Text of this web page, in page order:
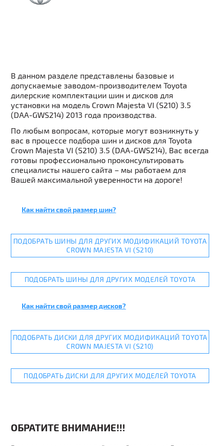
В данном разделе представлены базовые и
допускаемые заводом-производителем Toyota
дилерские комплектации шин и дисков для
установки на модель Crown Majesta VI (S210) 3.5
(DAA-GWS214) 2013 года производства.
По любым вопросам, которые могут возникнуть у
вас в процессе подбора шин и дисков для Toyota
Crown Majesta VI (S210) 3.5 (DAA-GWS214), Вас всегда
готовы профессионально проконсультировать
специалисты нашего сайта – мы работаем для
Вашей максимальной уверенности на дороге!
Как найти свой размер шин?
ПОДОБРАТЬ ШИНЫ ДЛЯ ДРУГИХ МОДИФИКАЦИЙ TOYOTA
CROWN MAJESTA VI (S210)
ПОДОБРАТЬ ШИНЫ ДЛЯ ДРУГИХ МОДЕЛЕЙ TOYOTA
Как найти свой размер дисков?
ПОДОБРАТЬ ДИСКИ ДЛЯ ДРУГИХ МОДИФИКАЦИЙ TOYOTA
CROWN MAJESTA VI (S210)
ПОДОБРАТЬ ДИСКИ ДЛЯ ДРУГИХ МОДЕЛЕЙ TOYOTA
ОБРАТИТЕ ВНИМАНИЕ!!!